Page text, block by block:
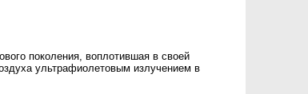
поколения, воплотившая в своей
ультрафиолетовым излучением в